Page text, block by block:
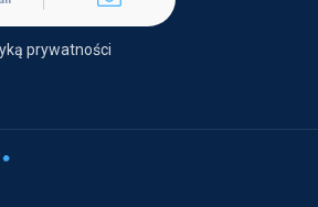
prywatności